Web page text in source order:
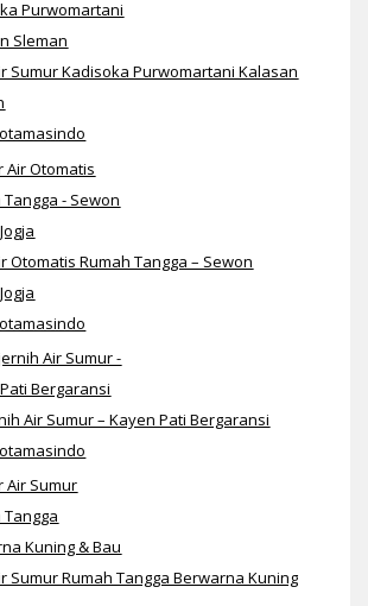
Sumur Kadisoka Purwomartani Kalasan
Otomatis Rumah Tangga – Sewon
Air Sumur – Kayen Pati Bergaransi
Sumur Rumah Tangga Berwarna Kuning